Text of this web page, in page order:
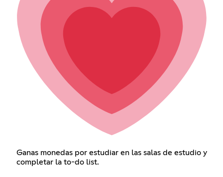
Ganas monedas por estudiar en las salas de estudio y
completar la to-do list.